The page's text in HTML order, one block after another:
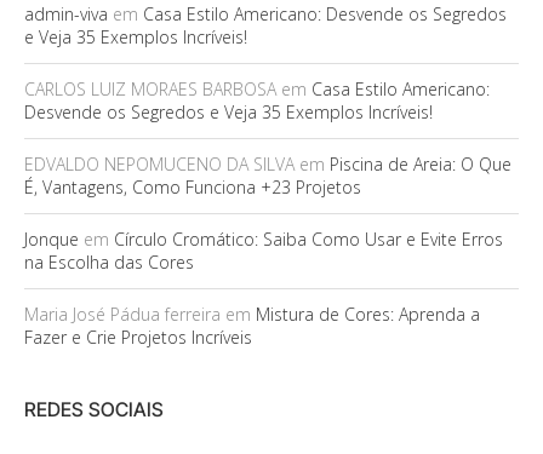
admin-viva em Casa Estilo Americano: Desvende os Segredos
e Veja 35 Exemplos Incríveis!
CARLOS LUIZ MORAES BARBOSAem Casa Estilo Americano:
Desvende os Segredos e Veja 35 Exemplos Incríveis!
EDVALDO NEPOMUCENO DA SILVAem Piscina de Areia: O Que
É, Vantagens, Como Funciona +23 Projetos
Jonque em Círculo Cromático: Saiba Como Usar e Evite Erros
na Escolha das Cores
Maria José Pádua ferreira em Mistura de Cores: Aprenda a
Fazer e Crie Projetos Incríveis
REDES SOCIAIS